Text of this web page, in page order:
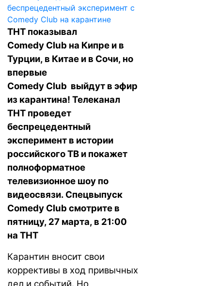
ТНТ показывал
Comedy Club на Кипре и в
Турции, в Китае и в Сочи, но
впервые
Comedy Club выйдут в эфир
из карантина! Телеканал
ТНТ проведет
беспрецедентный
эксперимент в истории
российского ТВ и покажет
полноформатное
телевизионное шоу по
видеосвязи. Спецвыпуск
Comedy Club смотрите в
пятницу, 27 марта, в 21:00
на ТНТ
Карантин вносит свои
коррективы в ход привычных